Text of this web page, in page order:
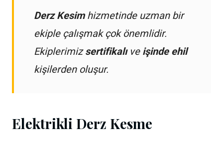
Derz Kesimhizmetinde uzman bir
ekiple çalışmak çok önemlidir.
Ekiplerimizsertifikalıve işinde ehil
kişilerden oluşur.
Elektrikli Derz Kesme